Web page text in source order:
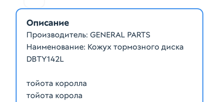
Описание
Производитель: GENERAL PARTS
Наименование: Кожух тормозного диска
DBTY142L
тойота королла
тойота корола